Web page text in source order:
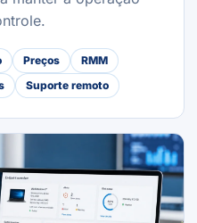
Preços
RMM
Suporte remoto